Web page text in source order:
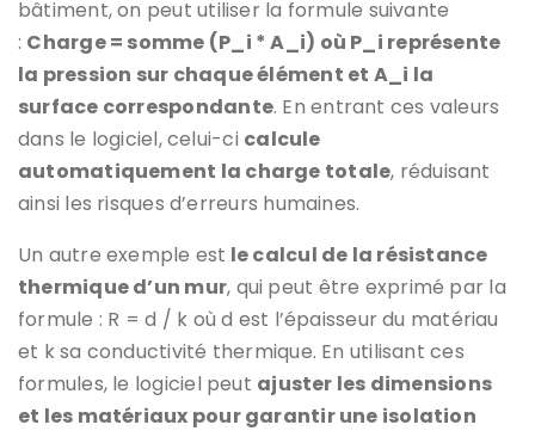
bâtiment, on peut utiliser la formule suivante
: Charge = somme (P_i * A_i) où P_i représente
la pression sur chaque élément et A_i la
surface correspondante. En entrant ces valeurs
dans le logiciel, celui-ci calcule
automatiquement la charge totale, réduisant
ainsi les risques d’erreurs humaines.
Un autre exemple est le calcul de la résistance
thermique d’un mur, qui peut être exprimé par la
formule : R = d / k où d est l’épaisseur du matériau
et k sa conductivité thermique. En utilisant ces
formules, le logiciel peut ajuster les dimensions
et les matériaux pour garantir une isolation